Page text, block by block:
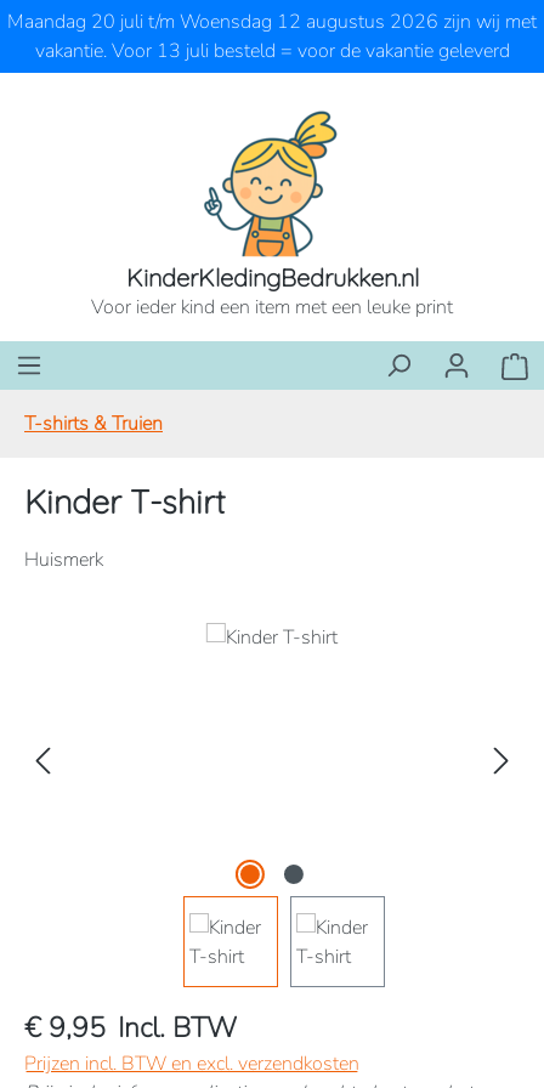
Ga naar de hoofdinhoud
Maandag 20 juli t/m Woensdag 12 augustus 2026 zijn wij met
vakantie. Voor 13 juli besteld = voor de vakantie geleverd
KinderKledingBedrukken.nl
Voor ieder kind een item met een leuke print
T-shirts & Truien
Kinder T-shirt
Huismerk
Afbeeldingengalerij overslaan
€ 9,95 Incl. BTW
Prijzen incl. BTW en excl. verzendkosten